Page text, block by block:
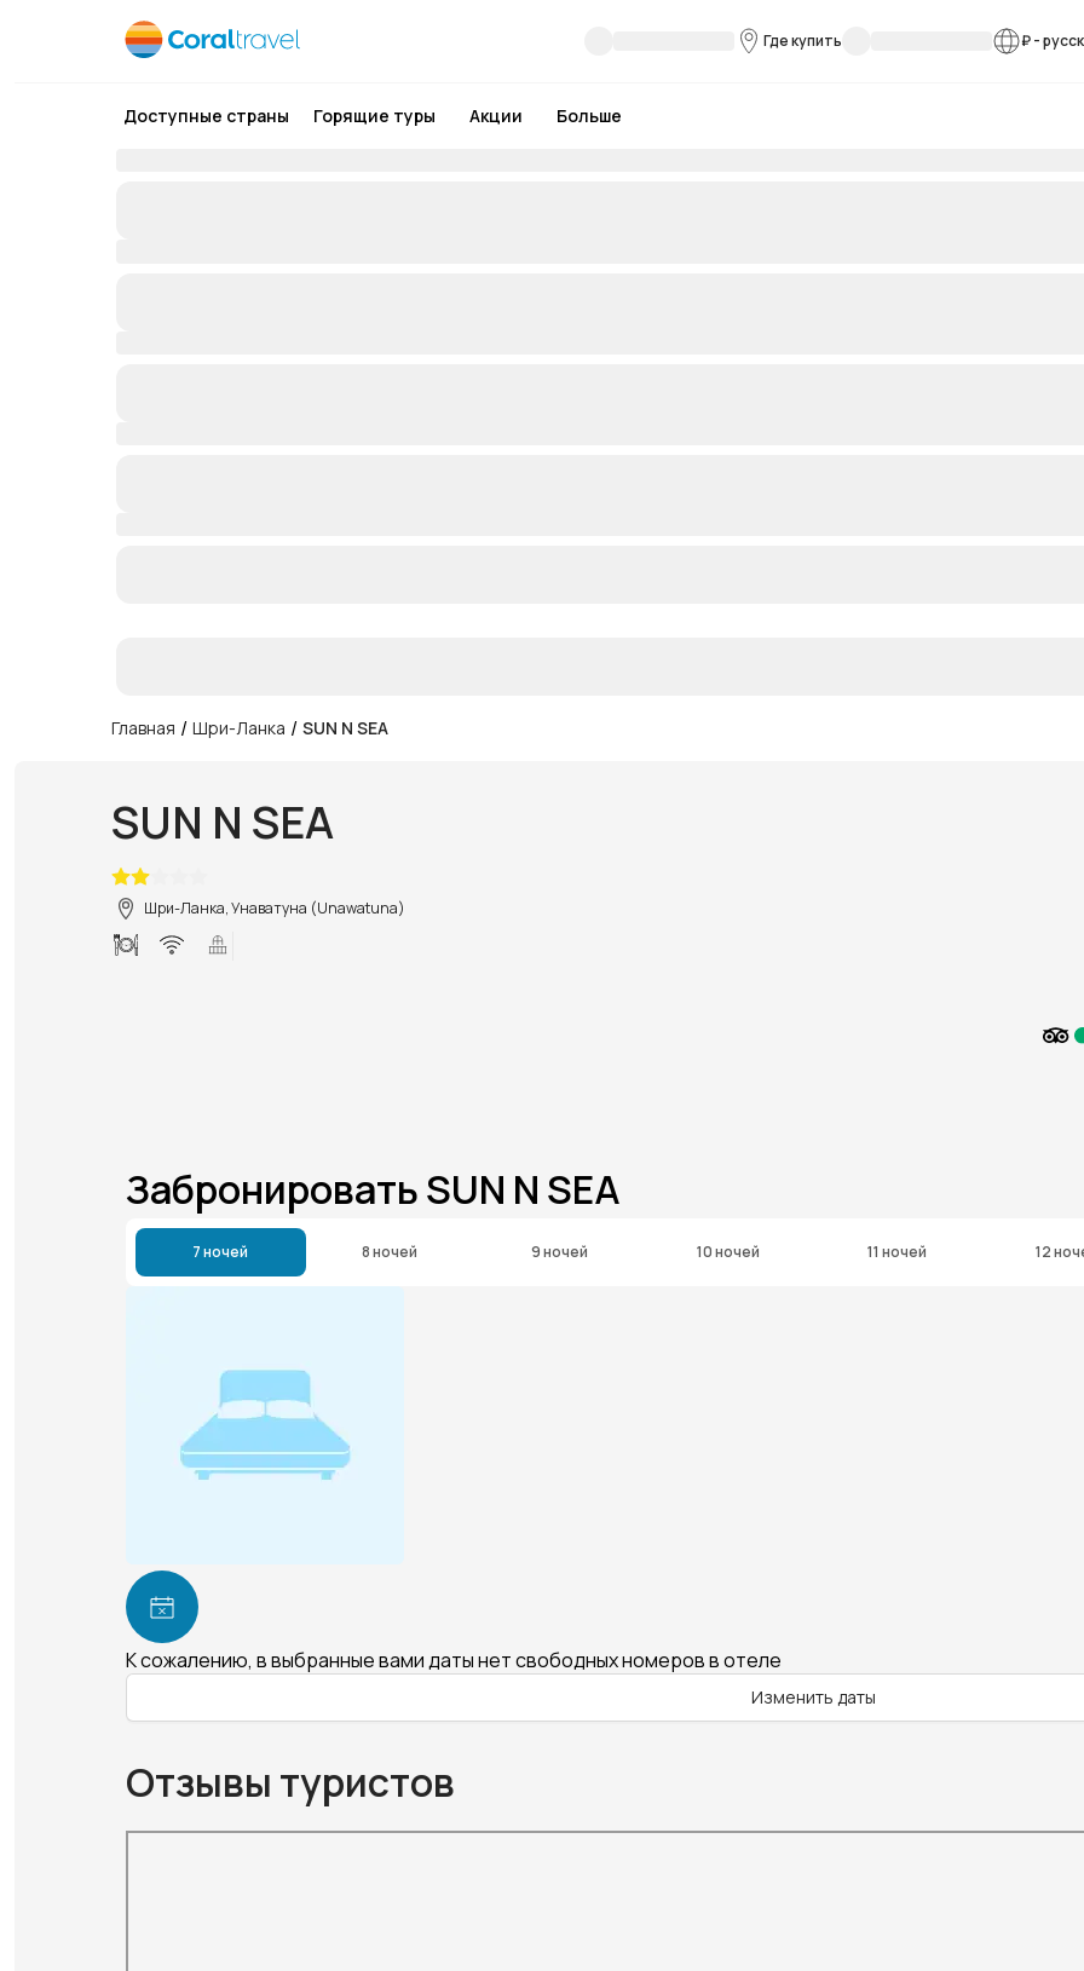
Где купить ₽-
Доступные страны Горящие туры Акции Больше
Главная / Шри-Ланка / SUN N SEA
SUN N SEA
Шри-Ланка, Унаватуна (Unawatuna)
Забронировать SUN N SEA
7 ночей 8 ночей 9 ночей 10 ночей 11 ночей 12
К сожалению, в выбранные вами даты нет свободных номеров в отеле
Изменить даты
Отзывы туристов